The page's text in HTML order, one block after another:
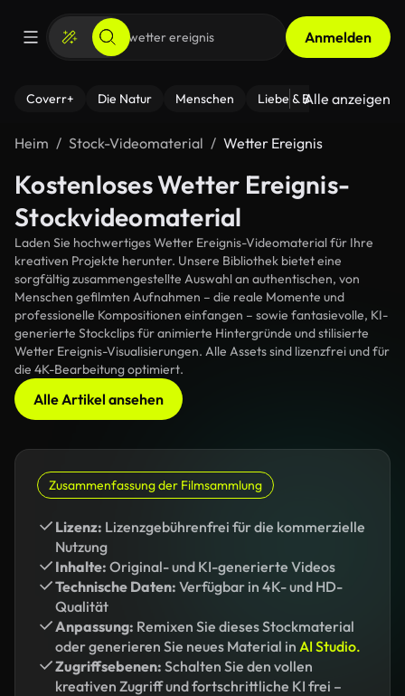
Anmelden
Coverr+ Die Natur Menschen Liebe & Beziehungen
Alle anzeigen
Heim Stock-Videomaterial Wetter Ereignis
Kostenloses Wetter Ereignis-
Stockvideomaterial
Laden Sie hochwertiges Wetter Ereignis-Videomaterial für Ihre
kreativen Projekte herunter. Unsere Bibliothek bietet eine
sorgfältig zusammengestellte Auswahl an authentischen, von
Menschen gefilmten Aufnahmen – die reale Momente und
professionelle Kompositionen einfangen – sowie fantasievolle, KI-
generierte Stockclips für animierte Hintergründe und stilisierte
Wetter Ereignis-Visualisierungen. Alle Assets sind lizenzfrei und für
die 4K-Bearbeitung optimiert.
Alle Artikel ansehen
Zusammenfassung der Filmsammlung
Lizenz: Lizenzgebührenfrei für die kommerzielle
Nutzung
Inhalte: Original- und KI-generierte Videos
Technische Daten: Verfügbar in 4K- und HD-
Qualität
Anpassung: Remixen Sie dieses Stockmaterial
oder generieren Sie neues Material in AI Studio.
Zugriffsebenen: Schalten Sie den vollen
kreativen Zugriff und fortschrittliche KI frei –